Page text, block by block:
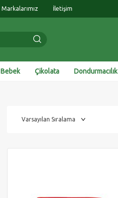
Markalarımız İletişim
Bebek Çikolata Dondurmacılık